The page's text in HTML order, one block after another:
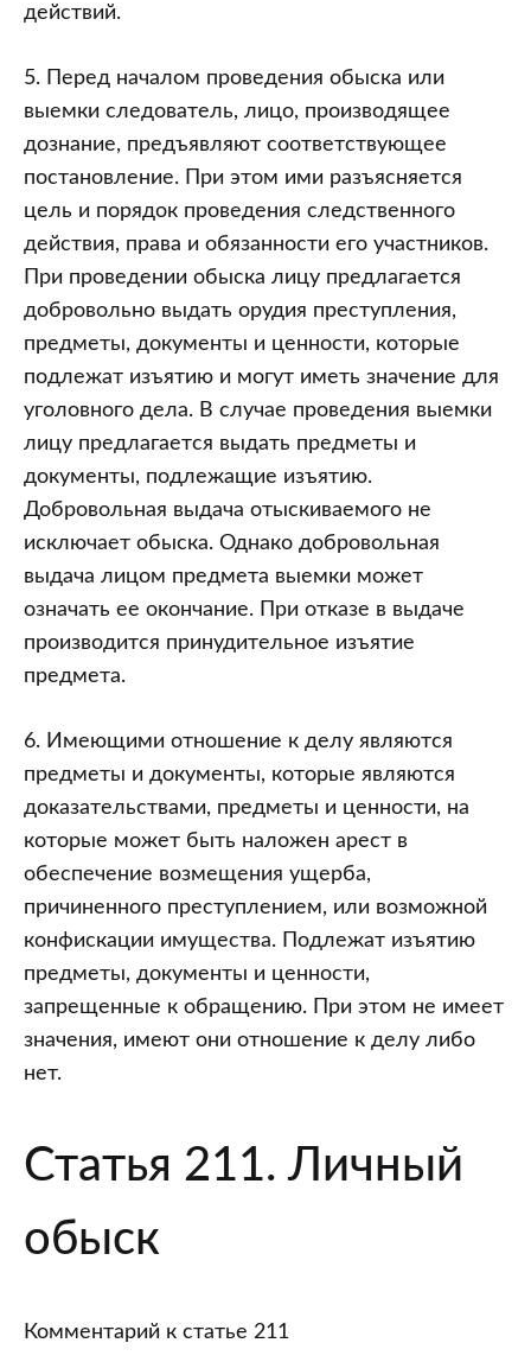
действий.
5. Перед началом проведения обыска или
выемки следователь, лицо, производящее
дознание, предъявляют соответствующее
постановление. При этом ими разъясняется
цель и порядок проведения следственного
действия, права и обязанности его участников.
При проведении обыска лицу предлагается
добровольно выдать орудия преступления,
предметы, документы и ценности, которые
подлежат изъятию и могут иметь значение для
уголовного дела. В случае проведения выемки
лицу предлагается выдать предметы и
документы, подлежащие изъятию.
Добровольная выдача отыскиваемого не
исключает обыска. Однако добровольная
выдача лицом предмета выемки может
означать ее окончание. При отказе в выдаче
производится принудительное изъятие
предмета.
6. Имеющими отношение к делу являются
предметы и документы, которые являются
доказательствами, предметы и ценности, на
которые может быть наложен арест в
обеспечение возмещения ущерба,
причиненного преступлением, или возможной
конфискации имущества. Подлежат изъятию
предметы, документы и ценности,
запрещенные к обращению. При этом не имеет
значения, имеют они отношение к делу либо
нет.
Статья 211. Личный
обыск
Комментарий к статье 211